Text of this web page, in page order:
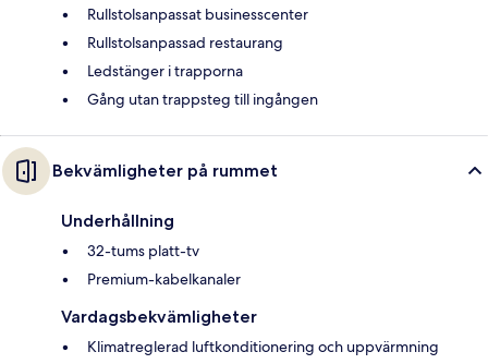
Rullstolsanpassat businesscenter
Rullstolsanpassad restaurang
Ledstänger i trapporna
Gång utan trappsteg till ingången
Bekvämligheter på rummet
Underhållning
32-tums platt-tv
Premium-kabelkanaler
Vardagsbekvämligheter
Klimatreglerad luftkonditionering och uppvärmning